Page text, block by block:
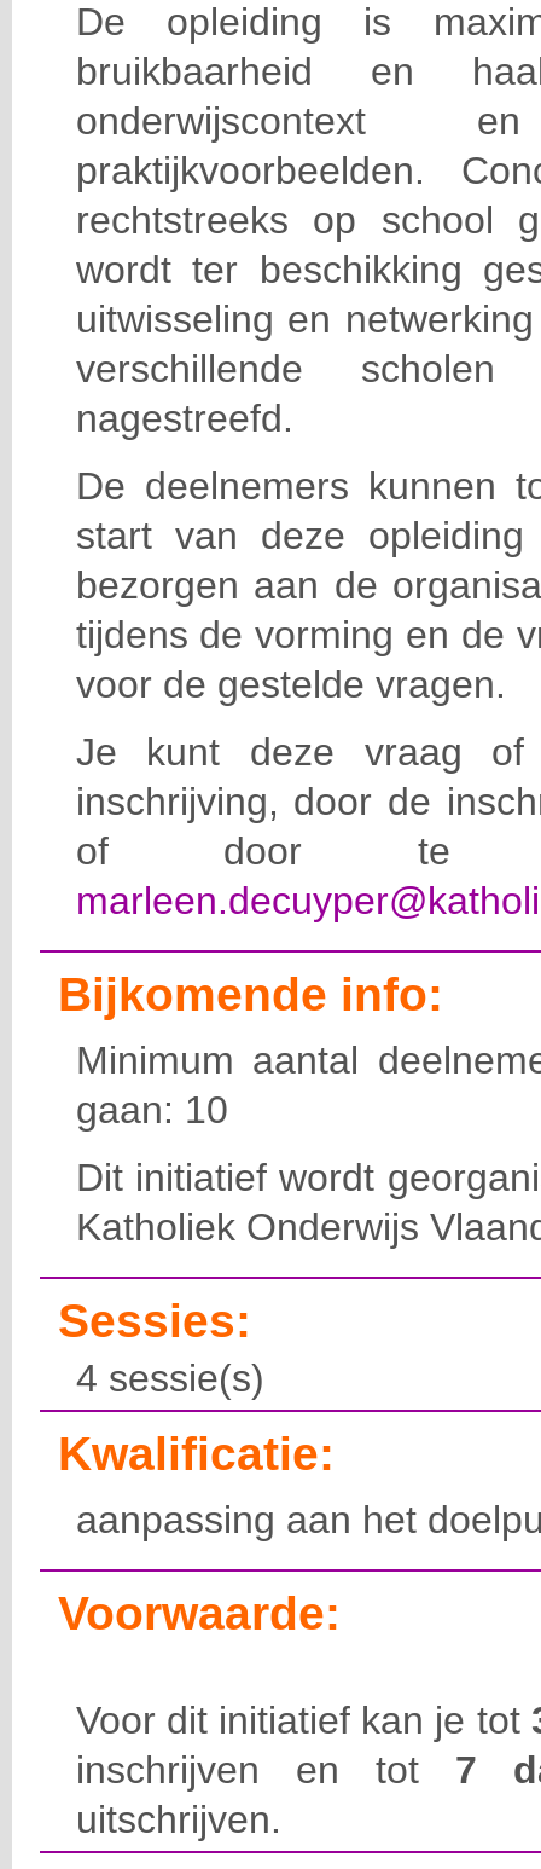
De opleiding is
bruikbaarheid en
praktijkvoorbeelden.
rechtstreeks op school
wordt ter beschikking
uitwisseling en
verschillende scholen
nagestreefd.
De deelnemers kunnen
start van deze
bezorgen aan de
tijdens de vorming en de
voor de gestelde vragen.
Je kunt deze vraag of
inschrijving, door de
of door te e-
Bijkomende info:
Minimum aantal
gaan: 10
Dit initiatief wordt
Katholiek Onderwijs
Sessies:
4 sessie(s)
Kwalificatie:
aanpassing aan het
Voorwaarde:
Voor dit initiatief kan je tot
inschrijven en tot 7
uitschrijven.